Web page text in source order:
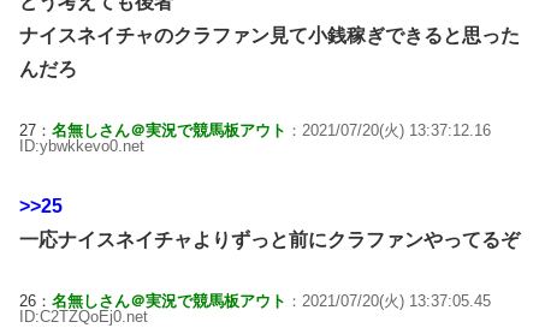
ナイスネイチャのクラファン見て小銭稼ぎできると思った
んだろ
27： 名無しさん＠実況で競馬板アウト ：2021/07/20(火) 13:37:12.16
ID:ybwkkevo0.net
>>25
一応ナイスネイチャよりずっと前にクラファンやってるぞ
26： 名無しさん＠実況で競馬板アウト ：2021/07/20(火) 13:37:05.45
ID:C2TZQoEj0.net